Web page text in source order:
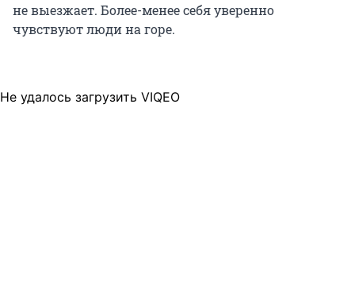
не выезжает. Более-менее себя уверенно
чувствуют люди на горе.
Не удалось загрузить VIQEO